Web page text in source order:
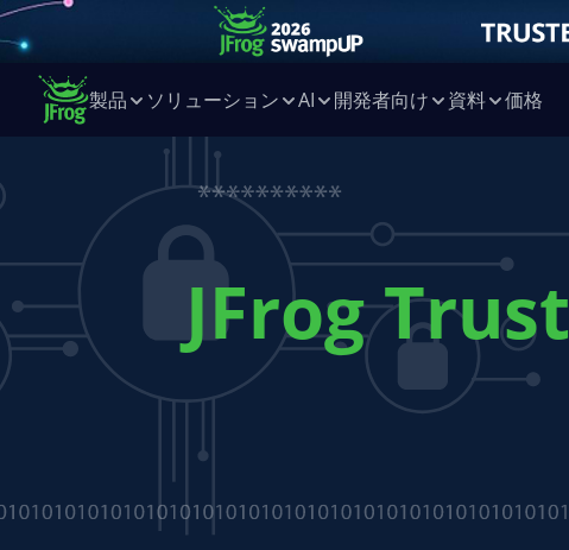
製品 ソリューション AI 開発者向け 資料 価格
JFrog Trust